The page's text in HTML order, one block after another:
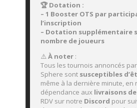
🏆 Dotation :
– 1 Booster OTS par
l’inscription
– Dotation supplémentaire
nombre de joueurs
⚠️À noter :
Tous les tournois annoncés
Sphere sont susceptibles
même à la dernière minute, en
dépendance aux livraisons
RDV sur notre Discord pour